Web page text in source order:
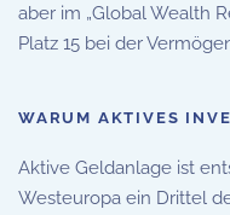
aber im „Global Wealth
Platz 15 bei der
WARUM AKTIVES
Aktive Geldanlage ist
Westeuropa ein Drittel